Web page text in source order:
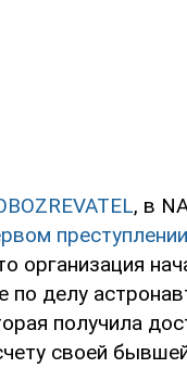
, в
организация
по делу
получила
своей